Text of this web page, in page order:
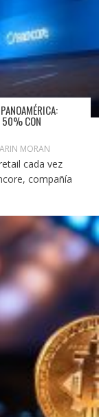
50% CON
MORAN
cada vez
compañía